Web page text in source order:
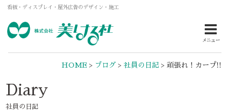
看板・ディスプレイ・屋外広告のデザイン・施工
メニュー
HOME> ブログ> 社員の日記 > 頑張れ！カープ!!
Diary
社員の日記